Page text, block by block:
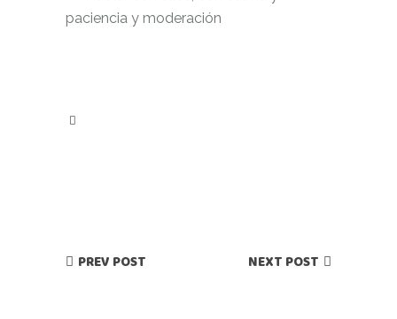
paciencia y moderación
PREV POST NEXT POST